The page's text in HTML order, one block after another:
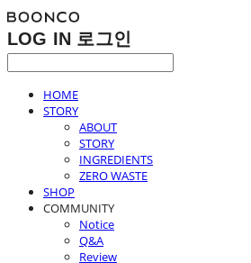
LOG IN 로그인
HOME
STORY
ABOUT
STORY
INGREDIENTS
ZERO WASTE
SHOP
COMMUNITY
Notice
Q&A
Review